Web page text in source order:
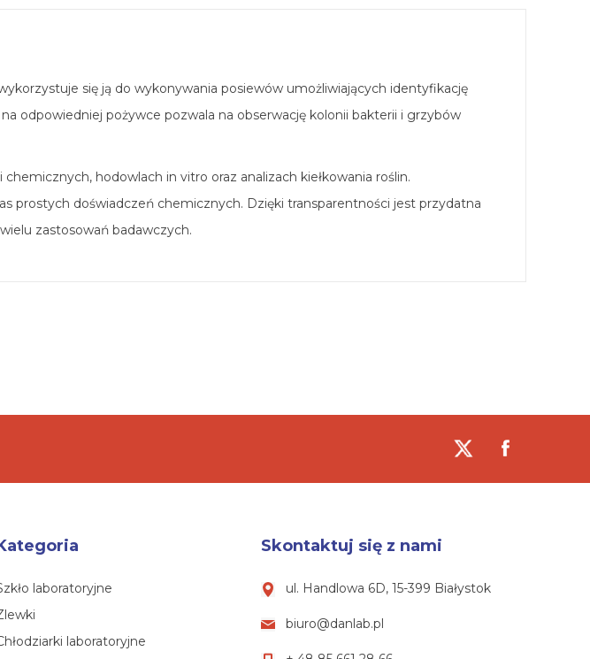
się ją do wykonywania posiewów umożliwiających identyfikację
odpowiedniej pożywce pozwala na obserwację kolonii bakterii i grzybów
hodowlach in vitro oraz analizach kiełkowania roślin.
prostych doświadczeń chemicznych. Dzięki transparentności jest przydatna
zastosowań badawczych.
laboratoryjne
laboratoryjne
Skontaktuj się z nami
ul. Handlowa 6D, 15-399 Białystok
biuro@danlab.pl